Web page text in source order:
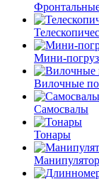
Мини-
Вилочные
Самосвалы
Тонары